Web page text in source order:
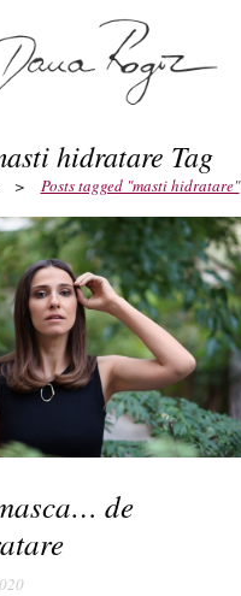
hidratare Tag
> Posts tagged "masti hidratare"
de